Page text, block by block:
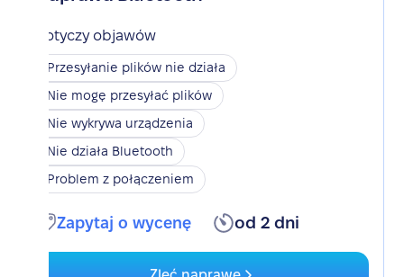
Dotyczy objawów
Przesyłanie plików nie działa
Nie mogę przesyłać plików
Nie wykrywa urządzenia
Nie działa Bluetooth
Problem z połączeniem
Zapytaj o wycenę od 2 dni